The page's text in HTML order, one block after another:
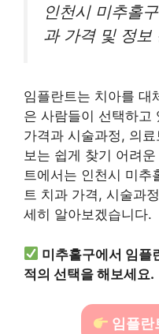
인천시 미추홀
과 가격 및 정보
임플란트는 치아를 대
은 사람들이 선택하고
가격과 시술과정, 의
보는 쉽게 찾기 어려
트에서는 인천시 미추
트 치과 가격, 시술과
세히 알아보겠습니다.
미추홀구에서 임플
적의 선택을 해보세요.
임플란